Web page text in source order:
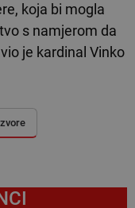
koja bi mogla
s namjerom da
je kardinal Vinko